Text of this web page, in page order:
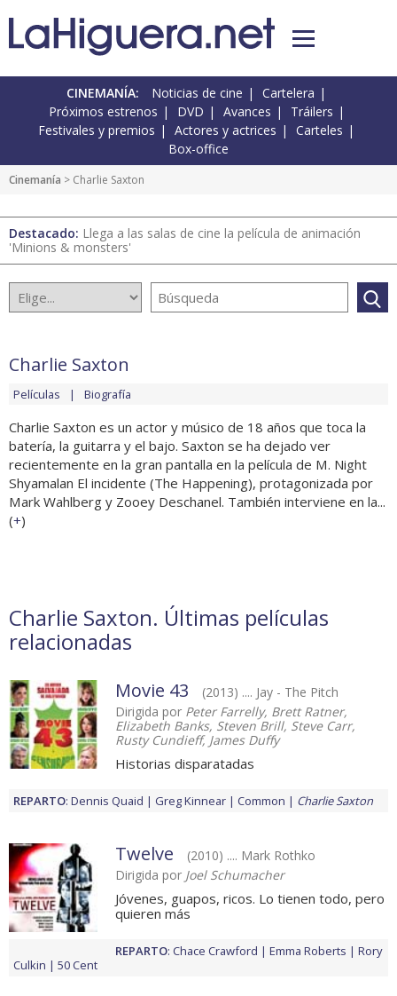
CINEMANÍA: Noticias de cine
Cartelera
Próximos estrenos
DVD Avances
Tráilers
Festivales y premios
Actores y actrices
Carteles
Box-office
Cinemanía > Charlie Saxton
Destacado: Llega a las salas de cine la película de animación
'Minions & monsters'
Charlie Saxton
Películas Biografía
Charlie Saxton es un actor y músico de 18 años que toca la
batería, la guitarra y el bajo. Saxton se ha dejado ver
recientemente en la gran pantalla en la película de M. Night
Shyamalan El incidente (The Happening), protagonizada por
Mark Wahlberg y Zooey Deschanel. También interviene en la...
(+)
Charlie Saxton. Últimas películas
relacionadas
Movie 43
(2013) .... Jay - The Pitch
Dirigida por Peter Farrelly, Brett Ratner,
Elizabeth Banks, Steven Brill, Steve Carr,
Rusty Cundieff, James Duffy
Historias disparatadas
REPARTO: Dennis Quaid Greg Kinnear Common Charlie Saxton
Twelve
(2010) .... Mark Rothko
Dirigida por Joel Schumacher
Jóvenes, guapos, ricos. Lo tienen todo, pero
quieren más
REPARTO: Chace Crawford Emma Roberts
Rory
Culkin
50 Cent